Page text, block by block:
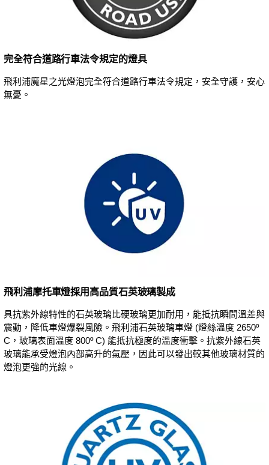
完全符合道路行車法令規定的燈具
飛利浦魔星之光燈泡完全符合道路行車法令規定，安全守護，安心
無憂。
飛利浦摩托車燈採用高品質石英玻璃製成
具抗紫外線特性的石英玻璃比硬玻璃更加耐用，能抵抗瞬間溫差與
震動，降低車燈爆裂風險。飛利浦石英玻璃車燈 (燈絲溫度 2650º
C，玻璃表面溫度 800º C) 能抵抗極度的溫度衝擊。抗紫外線石英
玻璃能承受燈泡內部高升的氣壓，因此可以發出較其他玻璃材質的
燈泡更強的光線。